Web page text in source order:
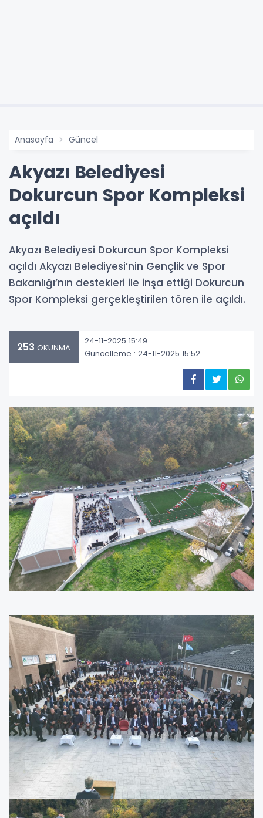
Anasayfa Güncel
Akyazı Belediyesi
Dokurcun Spor Kompleksi
açıldı
Akyazı Belediyesi Dokurcun Spor Kompleksi
açıldı Akyazı Belediyesi’nin Gençlik ve Spor
Bakanlığı’nın destekleri ile inşa ettiği Dokurcun
Spor Kompleksi gerçekleştirilen tören ile açıldı.
253 OKUNMA
24-11-2025 15:49
Güncelleme : 24-11-2025 15:52